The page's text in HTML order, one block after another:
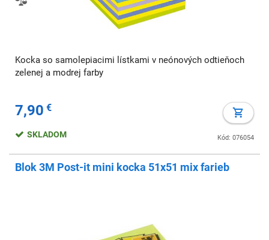
Kocka so samolepiacimi lístkami v neónových odtieňoch
zelenej a modrej farby
7,90 €
Kód: 076054
SKLADOM
Blok 3M Post-it mini kocka 51x51 mix farieb